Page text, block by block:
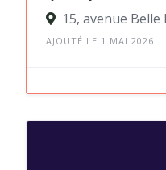
15, avenue
AJOUTÉ LE 1 MAI 2026